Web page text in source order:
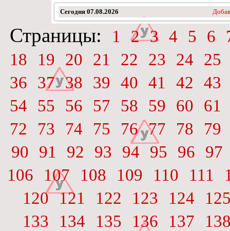
Сегодня 07.08.2026
Страницы: 1 2 3 4 5 6
18
19 20 21 22 23 24
25
36
37 38 39 40 41 42
43
54
55 56 57 58 59 60
61
72
73 74 75 76 77 78
79
90
91 92 93 94 95 96
97
106
107 108 109 110 111
120 121 122 123 124
133
134 135 136 137